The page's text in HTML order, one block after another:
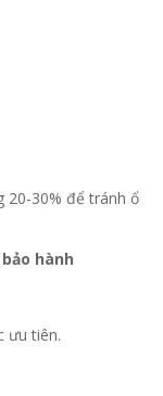
20-30% để tránh ổ
hành
ưu tiên.